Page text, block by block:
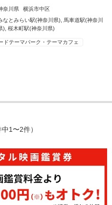
奈川県
横浜市中区
なとみらい駅(神奈川県)
馬車道駅(神奈川
) ,桜木町駅(神奈川県)
ドテーマパーク・テーマカフェ
中1〜2件）